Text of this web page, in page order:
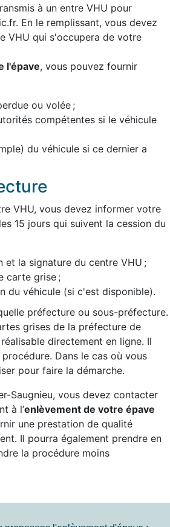
à un entre VHU pour
En le remplissant, vous devez
VHU qui s'occupera de votre
l'épave, vous pouvez fournir
ou volée ;
compétentes si le véhicule
du véhicule si ce dernier a
VHU, vous devez informer votre
15 jours qui suivent la cession du
la signature du centre VHU ;
carte grise ;
du véhicule (si c'est disponible).
préfecture ou sous-préfecture.
grises de la préfecture de
directement en ligne. Il
Dans le cas où vous
pour faire la démarche.
Saugnieu, vous devez contacter
à l’enlèvement de votre épave
une prestation de qualité
Il pourra également prendre en
la procédure moins